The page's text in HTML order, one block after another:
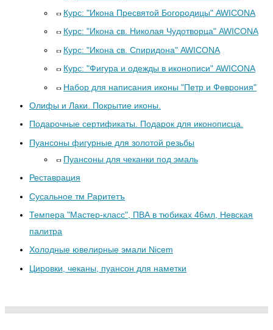
Курс: "Икона Пресвятой Богородицы" AWICONA
Курс: "Икона св. Николая Чудотворца" AWICONA
Курс: "Икона св. Спиридона" AWICONA
Курс: "Фигура и одежды в иконописи" AWICONA
Набор для написания иконы "Петр и Феврония"
Олифы и Лаки. Покрытие иконы.
Подарочные сертификаты. Подарок для иконописца.
Пуансоны фигурные для золотой резьбы
Пуансоны для чеканки под эмаль
Реставрация
Сусальное тм Раритетъ
Темпера "Мастер-класс", ПВА в тюбиках 46мл, Невская
палитра
Холодные ювелирные эмали Nicem
Цировки, чеканы, пуансон для наметки